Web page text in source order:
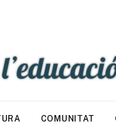
COMUNITAT